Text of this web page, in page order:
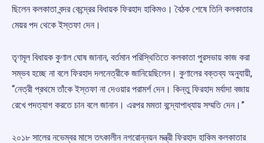
ছিলেন কলকাতা বন্দর কেন্দ্রের বিধায়ক ফিরহাদ হাকিমও। বৈঠক শেষে তিনি কলকাতার
মেয়র পদ থেকে ইস্তফা দেন।
তৃণমূল বিধায়ক কুণাল ঘোষ জানান, বর্তমান পরিস্থিতিতে কলকাতা পুরসভায় কাজ করা
সম্ভব হচ্ছে না বলে ফিরহাদ দলনেত্রীকে জানিয়েছিলেন। কুণালের বক্তব্য অনুযায়ী,
“নেত্রী প্রথমে তাঁকে ইস্তফা না দেওয়ার পরামর্শ দেন। কিন্তু ফিরহাদ মর্যাদা বজায়
রেখে পদত্যাগ করতে চান বলে জানান। এরপর মমতা বন্দ্যোপাধ্যায় সম্মতি দেন।”
২০১৮ সালের নভেম্বর মাসে তৎকালীন নগরোন্নয়ন মন্ত্রী ফিরহাদ হাকিম কলকাতার